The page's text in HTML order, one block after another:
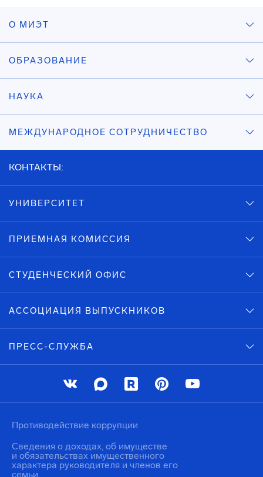
О МИЭТ
ОБРАЗОВАНИЕ
НАУКА
МЕЖДУНАРОДНОЕ СОТРУДНИЧЕСТВО
КОНТАКТЫ:
УНИВЕРСИТЕТ
ПРИЕМНАЯ КОМИССИЯ
СТУДЕНЧЕСКИЙ ОФИС
АССОЦИАЦИЯ ВЫПУСКНИКОВ
ПРЕСС-СЛУЖБА
Противодействие коррупции
Сведения о доходах, об имуществе
и обязательствах имущественного
характера руководителя и членов его
семьи